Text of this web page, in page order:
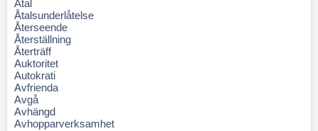
Åtal
Åtalsunderlåtelse
Återseende
Återställning
Återträff
Auktoritet
Autokrati
Avfrienda
Avgå
Avhängd
Avhopparverksamhet